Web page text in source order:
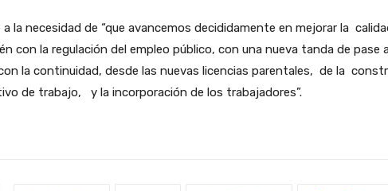
a la necesidad de “que avancemos decididamente en mejorar la
con la regulación del empleo público, con una nueva tanda de pase
la continuidad, desde las nuevas licencias parentales, de la
de trabajo, y la incorporación de los trabajadores”.